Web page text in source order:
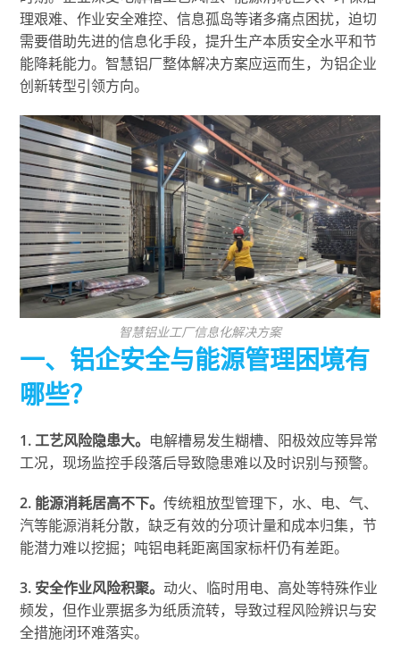
理艰难、作业安全难控、信息孤岛等诸多痛点困扰，迫切
需要借助先进的信息化手段，提升生产本质安全水平和节
能降耗能力。智慧铝厂整体解决方案应运而生，为铝企业
创新转型引领方向。
智慧铝业工厂信息化解决方案
一、铝企安全与能源管理困境有
哪些？
1. 工艺风险隐患大。 电解槽易发生糊槽、阳极效应等异常
工况，现场监控手段落后导致隐患难以及时识别与预警。
2. 能源消耗居高不下。传统粗放型管理下，水、电、气、
汽等能源消耗分散，缺乏有效的分项计量和成本归集，节
能潜力难以挖掘；吨铝电耗距离国家标杆仍有差距。
3. 安全作业风险积聚。动火、临时用电、高处等特殊作业
频发，但作业票据多为纸质流转，导致过程风险辨识与安
全措施闭环难落实。